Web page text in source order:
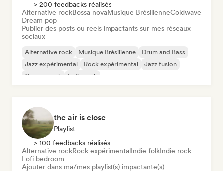
> 200 feedbacks réalisés
Alternative rockBossa novaMusique BrésilienneColdwave
Dream pop
Publier des posts ou reels impactants sur mes réseaux
sociaux
Alternative rock Musique Brésilienne
Drum and Bass
Jazz expérimental
Rock expérimental
Jazz fusion
Garage rock
Indie rock
the air is close
Playlist
> 100 feedbacks réalisés
Alternative rockRock expérimentalIndie folkIndie rock
Lofi bedroom
Ajouter dans ma/mes playlist(s) impactante(s)